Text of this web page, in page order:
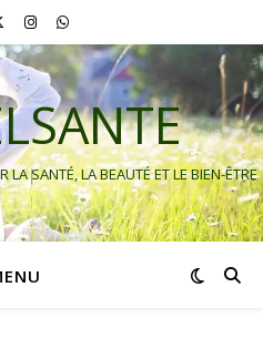
SANTÉ, LA BEAUTÉ ET LE BIEN-ÊTRE